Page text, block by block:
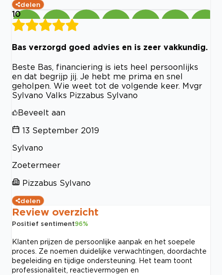
delen
10
Bas verzorgd goed advies en is zeer vakkundig.
Beste Bas, financiering is iets heel persoonlijks
en dat begrijp jij. Je hebt me prima en snel
geholpen. Wie weet tot de volgende keer. Mvgr
Sylvano Valks Pizzabus Sylvano
Beveelt aan
13 September 2019
Sylvano
Zoetermeer
Pizzabus Sylvano
delen
Review overzicht
Positief sentiment96%
Klanten prijzen de persoonlijke aanpak en het soepele
proces. Ze noemen duidelijke verwachtingen, doordachte
begeleiding en tijdige ondersteuning. Het team toont
professionaliteit, reactievermogen en